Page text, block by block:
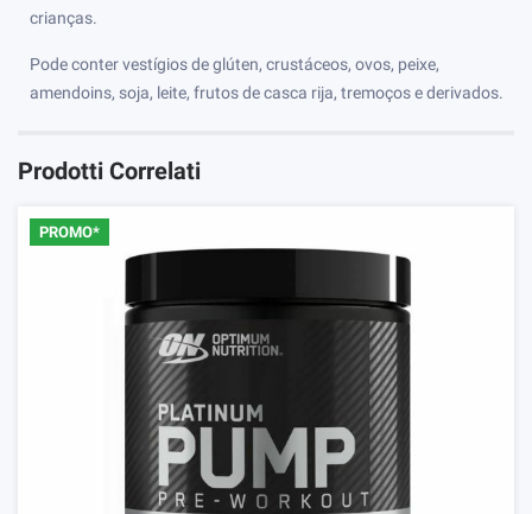
crianças.
Pode conter vestígios de glúten, crustáceos, ovos, peixe,
amendoins, soja, leite, frutos de casca rija, tremoços e derivados.
Prodotti Correlati
PROMO*